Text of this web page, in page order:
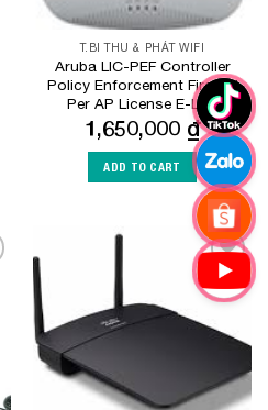
T.BI THU & PHÁT WIFI
Aruba LIC-PEF Controller
Policy Enforcement Firewall
Per AP License E-LTU
1,650,000 ₫
ADD TO CART
Add to
Wishlist